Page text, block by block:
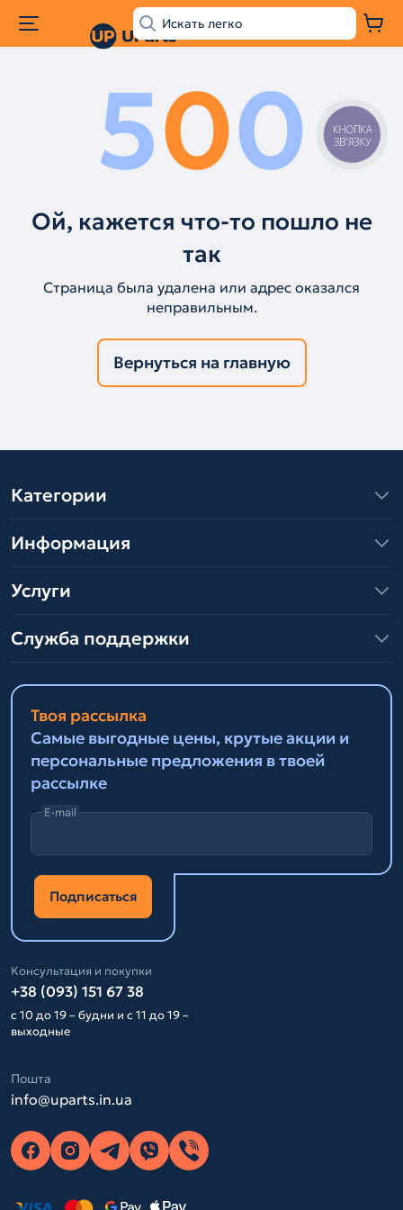
500
Ой, кажется что-то пошло не
так
Страница была удалена или адрес оказался
неправильным.
Вернуться на главную
Категории
Информация
Услуги
Служба поддержки
Твоя рассылка
Самые выгодные цены, крутые акции и
персональные предложения в твоей
рассылке
E-mail
Подписаться
Консультация и покупки
+38 (093) 151 67 38
с 10 до 19 – будни и с 11 до 19 –
выходные
Пошта
info@uparts.in.ua
КНОПКА
ЗВ'ЯЗКУ